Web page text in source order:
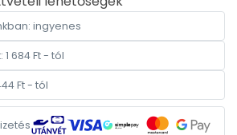
ingyenes
684 Ft - tól
Ft - tól